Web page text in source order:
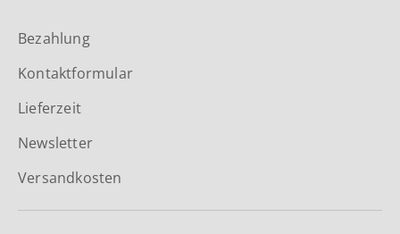
Bezahlung
Kontaktformular
Lieferzeit
Newsletter
Versandkosten